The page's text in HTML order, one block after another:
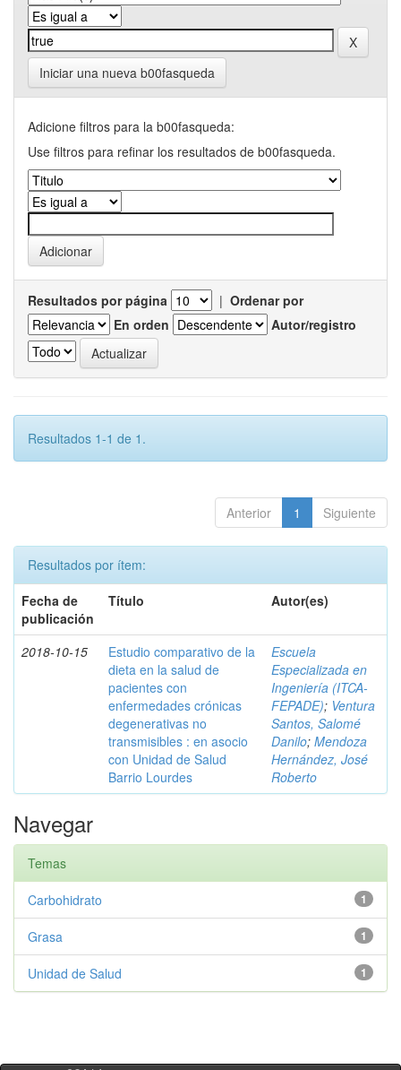
Iniciar una nueva b00fasqueda
Adicione filtros para la b00fasqueda:
Use filtros para refinar los resultados de b00fasqueda.
Resultados por página | Ordenar por
En orden
Autor/registro
Resultados 1-1 de 1.
Anterior 1 Siguiente
Resultados por ítem:
Fecha de
publicación
Título Autor(es)
2018-10-15
Estudio comparativo de la
dieta en la salud de
pacientes con
enfermedades crónicas
degenerativas no
transmisibles : en asocio
con Unidad de Salud
Barrio Lourdes
Escuela
Especializada en
Ingeniería (ITCA-
FEPADE); Ventura
Santos, Salomé
Danilo; Mendoza
Hernández, José
Roberto
Navegar
Temas
1
Carbohidrato
1
Grasa
1
Unidad de Salud